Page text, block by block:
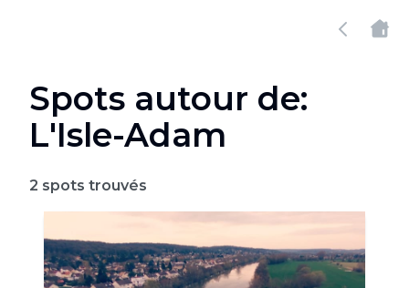
Spots autour de:
L'Isle-Adam
2 spots trouvés